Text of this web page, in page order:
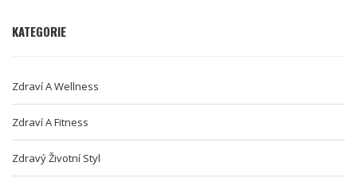
KATEGORIE
Zdraví A Wellness
Zdraví A Fitness
Zdravý Životní Styl